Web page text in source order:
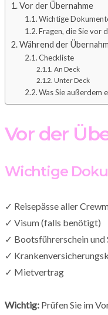
Vor der Übernahme
Wichtige
Fragen, die Sie vor
Während der
Checkliste
An Deck
Unter Deck
Was Sie außerdem
Vor der
Wichtige
✓ Reisepässe aller
✓ Visum (falls benötigt)
✓ Bootsführerschein und
✓
✓ Mietvertrag
Wichtig: Prüfen Sie im